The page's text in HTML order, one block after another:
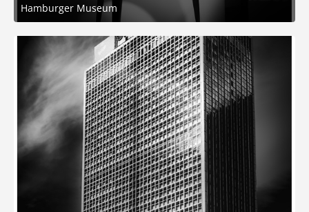
Hamburger Museum
14. Februar 2026 um 18:38
5